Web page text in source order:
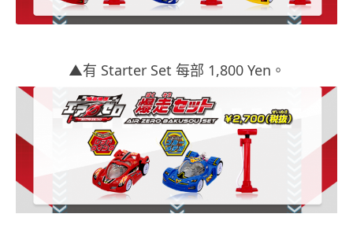
▲有 Starter Set 每部 1,800 Yen。